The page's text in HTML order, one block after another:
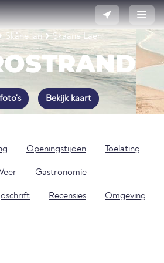
Skåne län Skaane Laen
Bekijk kaart
Openingstijden Toelating
Gastronomie
Recensies Omgeving